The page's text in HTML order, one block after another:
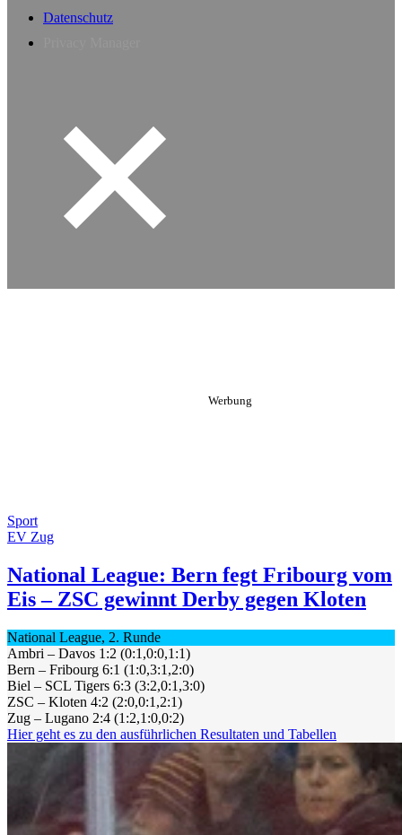
Datenschutz
Sport
EV Zug
National League: Bern fegt Fribourg vom
Eis – ZSC gewinnt Derby gegen Kloten
National League, 2. Runde
Ambri – Davos 1:2 (0:1,0:0,1:1)
Bern – Fribourg 6:1 (1:0,3:1,2:0)
Biel – SCL Tigers 6:3 (3:2,0:1,3:0)
ZSC – Kloten 4:2 (2:0,0:1,2:1)
Zug – Lugano 2:4 (1:2,1:0,0:2)
Hier geht es zu den ausführlichen Resultaten und Tabellen